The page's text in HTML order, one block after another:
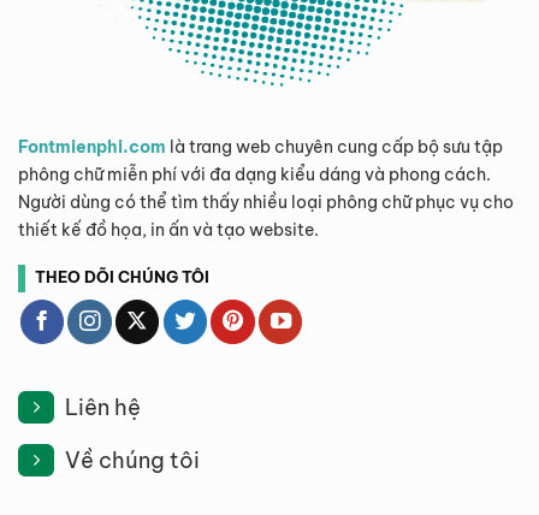
Fontmienphi.com là trang web chuyên cung cấp bộ sưu tập
phông chữ miễn phí với đa dạng kiểu dáng và phong cách.
Người dùng có thể tìm thấy nhiều loại phông chữ phục vụ cho
thiết kế đồ họa, in ấn và tạo website.
THEO DÕI CHÚNG TÔI
Liên hệ
Về chúng tôi